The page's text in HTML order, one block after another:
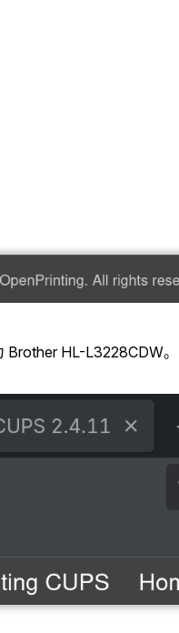
HL-L3228CDW。